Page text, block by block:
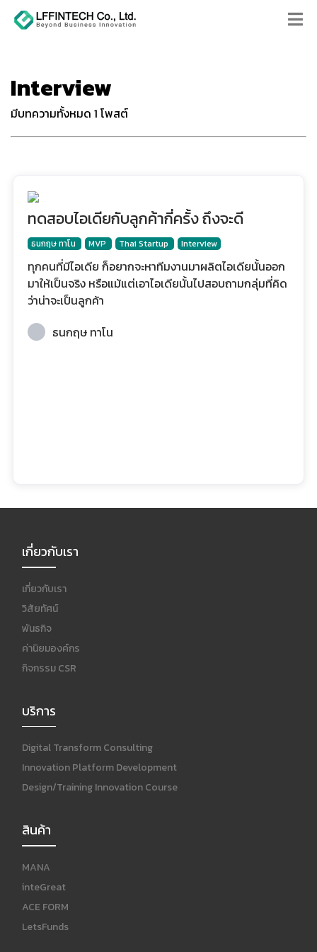
Interview
มีบทความทั้งหมด 1 โพสต์
ทดสอบไอเดียกับลูกค้ากี่ครั้ง ถึงจะดี
ธนกฤษ ทาโน MVP Thai Startup Interview
ทุกคนที่มีไอเดีย ก็อยากจะหาทีมงานมาผลิตไอเดียนั้นออก
มาให้เป็นจริง หรือแม้แต่เอาไอเดียนั้นไปสอบถามกลุ่มที่คิด
ว่าน่าจะเป็นลูกค้า
ธนกฤษ ทาโน
เกี่ยวกับเรา
เกี่ยวกับเรา
วิสัยทัศน์
พันธกิจ
ค่านิยมองค์กร
กิจกรรม CSR
บริการ
Digital Transform Consulting
Innovation Platform Development
Design/Training Innovation Course
สินค้า
MANA
inteGreat
ACE FORM
LetsFunds